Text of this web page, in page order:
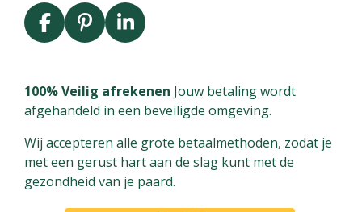
F
a
e
b
o
k
P
i
t
e
e
s
t
L
i
k
e
I
n
100% Veilig afrekenen Jouw betaling wordt
afgehandeld in een beveiligde omgeving.
Wij accepteren alle grote betaalmethoden, zodat je
met een gerust hart aan de slag kunt met de
gezondheid van je paard.